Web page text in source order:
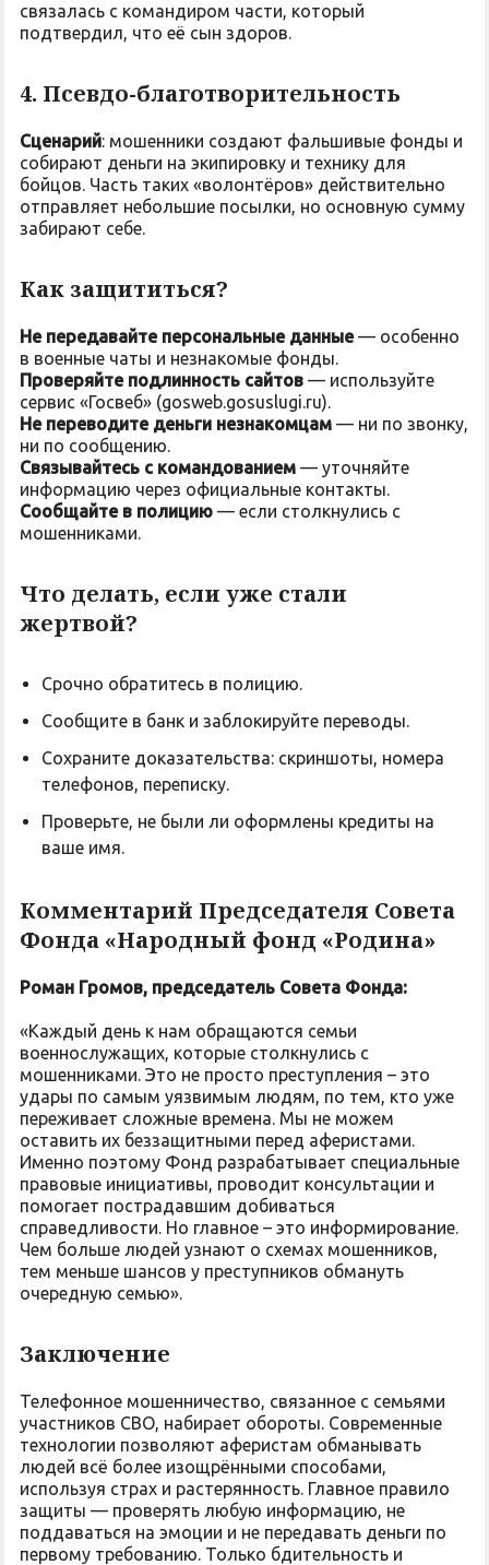
связалась с командиром части, который
подтвердил, что её сын здоров.
4. Псевдо-благотворительность
Сценарий: мошенники создают фальшивые фонды и
собирают деньги на экипировку и технику для
бойцов. Часть таких «волонтёров» действительно
отправляет небольшие посылки, но основную сумму
забирают себе.
Как защититься?
Не передавайте персональные данные— особенно
в военные чаты и незнакомые фонды.
Проверяйте подлинность сайтов — используйте
сервис «Госвеб» (gosweb.gosuslugi.ru).
Не переводите деньги незнакомцам — ни по звонку,
ни по сообщению.
Связывайтесь с командованием — уточняйте
информацию через официальные контакты.
Сообщайте в полицию — если столкнулись с
мошенниками.
Что делать, если уже стали
жертвой?
Срочно обратитесь в полицию.
Сообщите в банк и заблокируйте переводы.
Сохраните доказательства: скриншоты, номера
телефонов, переписку.
Проверьте, не были ли оформлены кредиты на
ваше имя.
Комментарий Председателя Совета
Фонда «Народный фонд «Родина»
Роман Громов, председатель Совета Фонда:
«Каждый день к нам обращаются семьи
военнослужащих, которые столкнулись с
мошенниками. Это не просто преступления – это
удары по самым уязвимым людям, по тем, кто уже
переживает сложные времена. Мы не можем
оставить их беззащитными перед аферистами.
Именно поэтому Фонд разрабатывает специальные
правовые инициативы, проводит консультации и
помогает пострадавшим добиваться
справедливости. Но главное – это информирование.
Чем больше людей узнают о схемах мошенников,
тем меньше шансов у преступников обмануть
очередную семью».
Заключение
Телефонное мошенничество, связанное с семьями
участников СВО, набирает обороты. Современные
технологии позволяют аферистам обманывать
людей всё более изощрёнными способами,
используя страх и растерянность. Главное правило
защиты — проверять любую информацию, не
поддаваться на эмоции и не передавать деньги по
первому требованию. Только бдительность и